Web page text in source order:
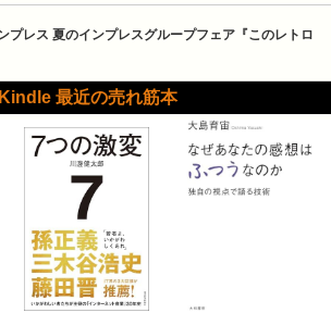
プレス 夏のインプレスグループフェア『このレトロ
Kindle 最近の売れ筋本